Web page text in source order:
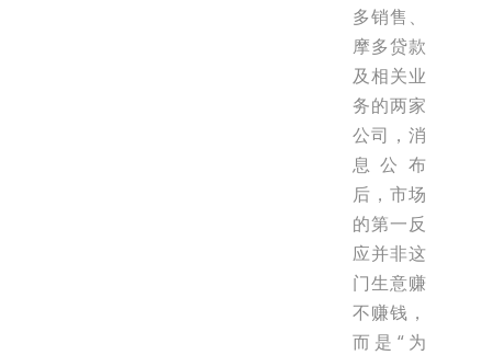
多销售、
摩多贷款
及相关业
务的两家
公司，消
息公布
后，市场
的第一反
应并非这
门生意赚
不赚钱，
而是“为